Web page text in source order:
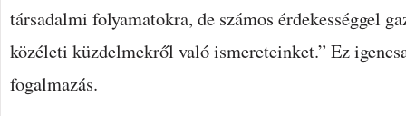
társadalmi folyamatokra, de számos érdekességgel
közéleti küzdelmekről való ismereteinket.” Ez
fogalmazás.